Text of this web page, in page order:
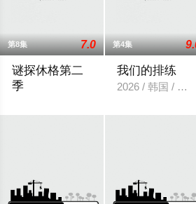
第8集 7.0
谜探休格第二
季
第4集
我们的排练
2026 / 韩国 / 梁